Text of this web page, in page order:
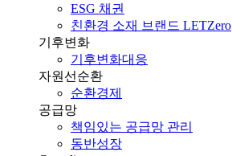
ESG 채권
친환경 소재 브랜드 LETZero
기후변화
기후변화대응
자원선순환
순환경제
공급망
책임있는 공급망 관리
동반성장